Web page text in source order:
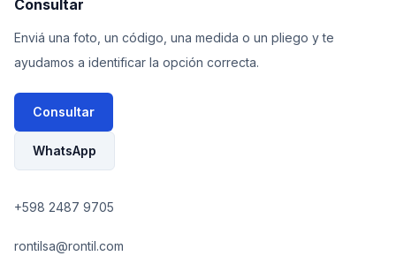
Consultar
Enviá una foto, un código, una medida o un pliego y te
ayudamos a identificar la opción correcta.
Consultar
WhatsApp
+598 2487 9705
rontilsa@rontil.com